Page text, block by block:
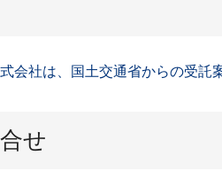
会社は、国土交通省からの受
せ